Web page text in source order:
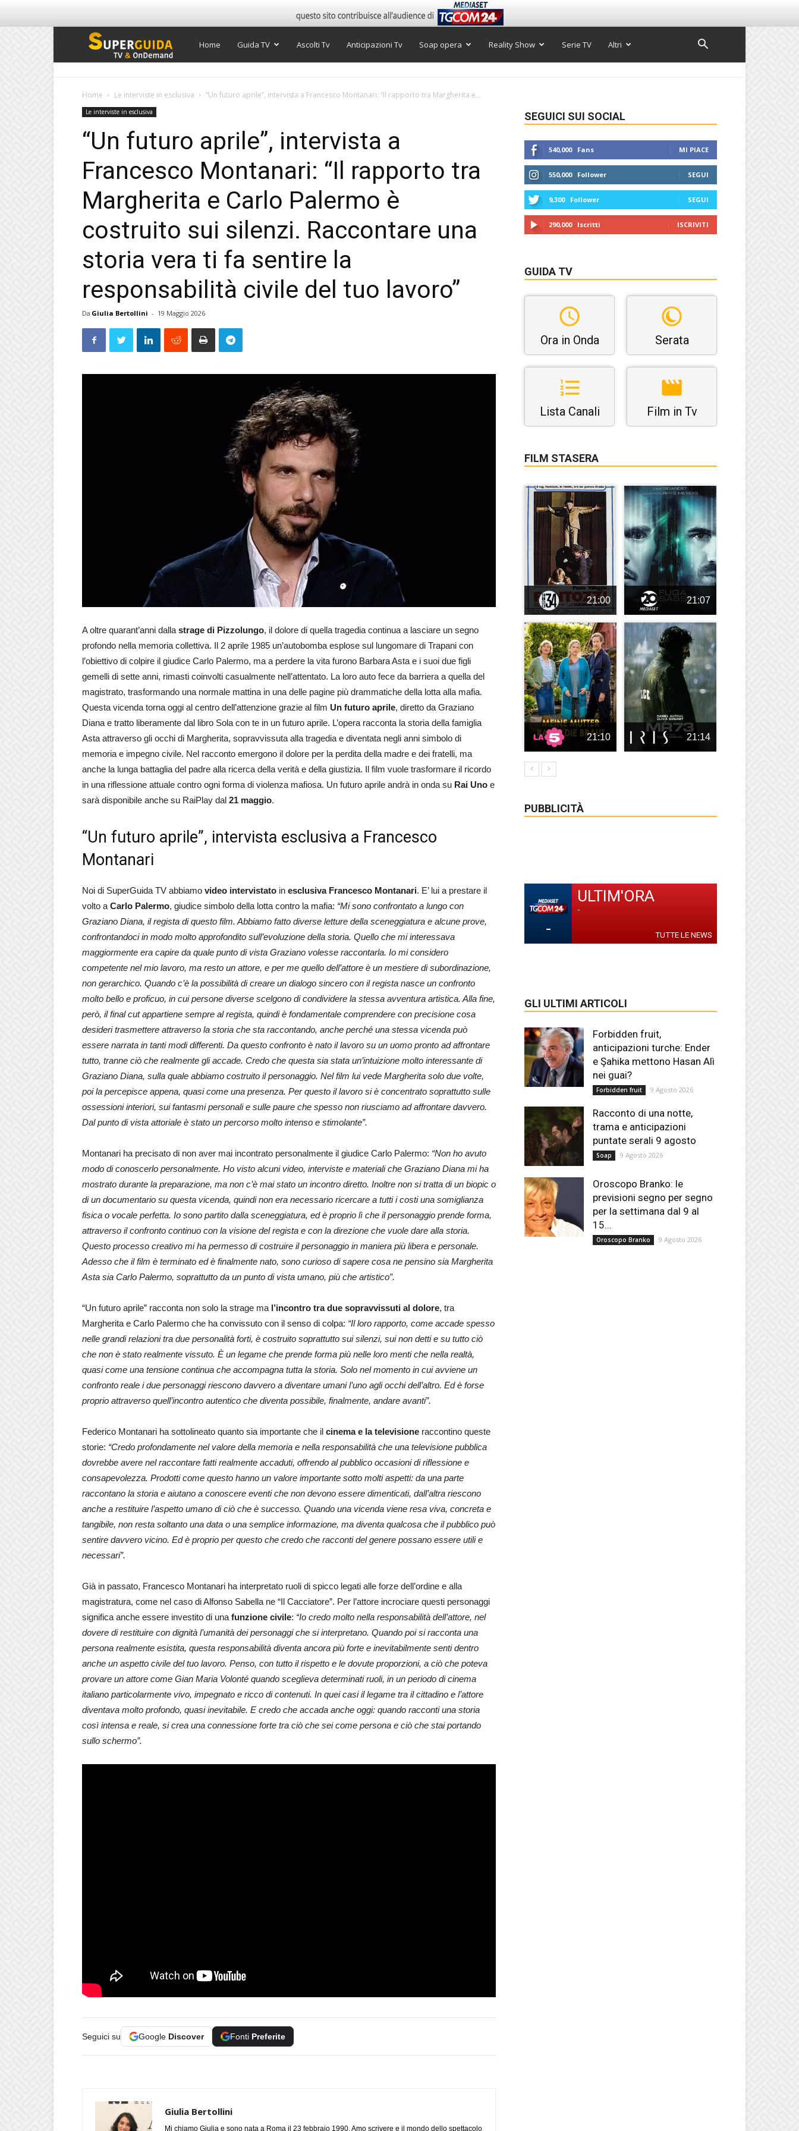
Super
Home Guida TV Ascolti Tv Anticipazioni Tv Soap opera Reality Show Serie TV Altri
Home Le interviste in esclusiva “Un futuro aprile”, intervista a Francesco Montanari: “Il rapporto tra Margherita e...
Le interviste in esclusiva
“Un futuro aprile”, intervista a
Francesco Montanari: “Il rapporto tra
Margherita e Carlo Palermo è
costruito sui silenzi. Raccontare una
storia vera ti fa sentire la
responsabilità civile del tuo lavoro”
Da Giulia Bertollini - 19 Maggio 2026
A oltre quarant’anni dalla strage di Pizzolungo, il dolore di quella tragedia continua a lasciare un segno
profondo nella memoria collettiva. Il 2 aprile 1985 un’autobomba esplose sul lungomare di Trapani con
l’obiettivo di colpire il giudice Carlo Palermo, ma a perdere la vita furono Barbara Asta e i suoi due figli
gemelli di sette anni, rimasti coinvolti casualmente nell’attentato. La loro auto fece da barriera a quella del
magistrato, trasformando una normale mattina in una delle pagine più drammatiche della lotta alla mafia.
Questa vicenda torna oggi al centro dell’attenzione grazie al film Un futuro aprile, diretto da Graziano
Diana e tratto liberamente dal libro Sola con te in un futuro aprile. L’opera racconta la storia della famiglia
Asta attraverso gli occhi di Margherita, sopravvissuta alla tragedia e diventata negli anni simbolo di
memoria e impegno civile. Nel racconto emergono il dolore per la perdita della madre e dei fratelli, ma
anche la lunga battaglia del padre alla ricerca della verità e della giustizia. Il film vuole trasformare il ricordo
in una riflessione attuale contro ogni forma di violenza mafiosa. Un futuro aprile andrà in onda su Rai Uno e
sarà disponibile anche su RaiPlay dal 21 maggio.
“Un futuro aprile”, intervista esclusiva a Francesco
Montanari
Noi di SuperGuida TV abbiamo video intervistato in esclusiva Francesco Montanari. E’ lui a prestare il
volto a Carlo Palermo, giudice simbolo della lotta contro la mafia: “Mi sono confrontato a lungo con
Graziano Diana, il regista di questo film. Abbiamo fatto diverse letture della sceneggiatura e alcune prove,
confrontandoci in modo molto approfondito sull’evoluzione della storia. Quello che mi interessava
maggiormente era capire da quale punto di vista Graziano volesse raccontarla. Io mi considero
competente nel mio lavoro, ma resto un attore, e per me quello dell’attore è un mestiere di subordinazione,
non gerarchico. Quando c’è la possibilità di creare un dialogo sincero con il regista nasce un confronto
molto bello e proficuo, in cui persone diverse scelgono di condividere la stessa avventura artistica. Alla fine,
però, il final cut appartiene sempre al regista, quindi è fondamentale comprendere con precisione cosa
desideri trasmettere attraverso la storia che sta raccontando, anche perché una stessa vicenda può
essere narrata in tanti modi differenti. Da questo confronto è nato il lavoro su un uomo pronto ad affrontare
tutto, tranne ciò che realmente gli accade. Credo che questa sia stata un’intuizione molto interessante di
Graziano Diana, sulla quale abbiamo costruito il personaggio. Nel film lui vede Margherita solo due volte,
poi la percepisce appena, quasi come una presenza. Per questo il lavoro si è concentrato soprattutto sulle
ossessioni interiori, sui fantasmi personali e sulle paure che spesso non riusciamo ad affrontare davvero.
Dal punto di vista attoriale è stato un percorso molto intenso e stimolante”.
Montanari ha precisato di non aver mai incontrato personalmente il giudice Carlo Palermo: “Non ho avuto
modo di conoscerlo personalmente. Ho visto alcuni video, interviste e materiali che Graziano Diana mi ha
mostrato durante la preparazione, ma non c’è mai stato un incontro diretto. Inoltre non si tratta di un biopic o
di un documentario su questa vicenda, quindi non era necessario ricercare a tutti i costi una somiglianza
fisica o vocale perfetta. Io sono partito dalla sceneggiatura, ed è proprio lì che il personaggio prende forma,
attraverso il confronto continuo con la visione del regista e con la direzione che vuole dare alla storia.
Questo processo creativo mi ha permesso di costruire il personaggio in maniera più libera e personale.
Adesso che il film è terminato ed è finalmente nato, sono curioso di sapere cosa ne pensino sia Margherita
Asta sia Carlo Palermo, soprattutto da un punto di vista umano, più che artistico”.
“Un futuro aprile” racconta non solo la strage ma l’incontro tra due sopravvissuti al dolore, tra
Margherita e Carlo Palermo che ha convissuto con il senso di colpa: “Il loro rapporto, come accade spesso
nelle grandi relazioni tra due personalità forti, è costruito soprattutto sui silenzi, sui non detti e su tutto ciò
che non è stato realmente vissuto. È un legame che prende forma più nelle loro menti che nella realtà,
quasi come una tensione continua che accompagna tutta la storia. Solo nel momento in cui avviene un
confronto reale i due personaggi riescono davvero a diventare umani l’uno agli occhi dell’altro. Ed è forse
proprio attraverso quell’incontro autentico che diventa possibile, finalmente, andare avanti”.
Federico Montanari ha sottolineato quanto sia importante che il cinema e la televisione raccontino queste
storie: “Credo profondamente nel valore della memoria e nella responsabilità che una televisione pubblica
dovrebbe avere nel raccontare fatti realmente accaduti, offrendo al pubblico occasioni di riflessione e
consapevolezza. Prodotti come questo hanno un valore importante sotto molti aspetti: da una parte
raccontano la storia e aiutano a conoscere eventi che non devono essere dimenticati, dall’altra riescono
anche a restituire l’aspetto umano di ciò che è successo. Quando una vicenda viene resa viva, concreta e
tangibile, non resta soltanto una data o una semplice informazione, ma diventa qualcosa che il pubblico può
sentire davvero vicino. Ed è proprio per questo che credo che racconti del genere possano essere utili e
necessari”.
Già in passato, Francesco Montanari ha interpretato ruoli di spicco legati alle forze dell’ordine e alla
magistratura, come nel caso di Alfonso Sabella ne “Il Cacciatore”. Per l’attore incrociare questi personaggi
significa anche essere investito di una funzione civile: “Io credo molto nella responsabilità dell’attore, nel
dovere di restituire con dignità l’umanità dei personaggi che si interpretano. Quando poi si racconta una
persona realmente esistita, questa responsabilità diventa ancora più forte e inevitabilmente senti dentro
anche un aspetto civile del tuo lavoro. Penso, con tutto il rispetto e le dovute proporzioni, a ciò che poteva
provare un attore come Gian Maria Volonté quando sceglieva determinati ruoli, in un periodo di cinema
italiano particolarmente vivo, impegnato e ricco di contenuti. In quei casi il legame tra il cittadino e l’attore
diventava molto profondo, quasi inevitabile. E credo che accada anche oggi: quando racconti una storia
così intensa e reale, si crea una connessione forte tra ciò che sei come persona e ciò che stai portando
sullo schermo”.
Seguici su Google Discover Fonti Preferite
Giulia Bertollini
Mi chiamo Giulia e sono nata a Roma il 23 febbraio 1990. Amo scrivere e il mondo dello spettacolo
SEGUICI SUI SOCIAL
540,000 Fans MI PIACE
550,000 Follower SEGUI
9,300 Follower SEGUI
290,000 Iscritti ISCRIVITI
GUIDA TV
Ora in Onda Serata
Lista Canali Film in Tv
FILM STASERA
21:00 21:07
21:10 21:14
PUBBLICITÀ
-
ULTIM'ORA
-
TUTTE LE NEWS
GLI ULTIMI ARTICOLI
Forbidden fruit,
anticipazioni turche: Ender
e Şahika mettono Hasan Alì
nei guai?
Forbidden fruit 9 Agosto 2026
Racconto di una notte,
trama e anticipazioni
puntate serali 9 agosto
Soap 9 Agosto 2026
Oroscopo Branko: le
previsioni segno per segno
per la settimana dal 9 al
15...
Oroscopo Branko 9 Agosto 2026